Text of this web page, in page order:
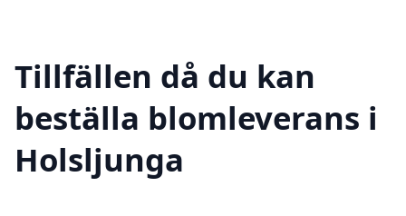
Tillfällen då du kan
beställa blomleverans i
Holsljunga